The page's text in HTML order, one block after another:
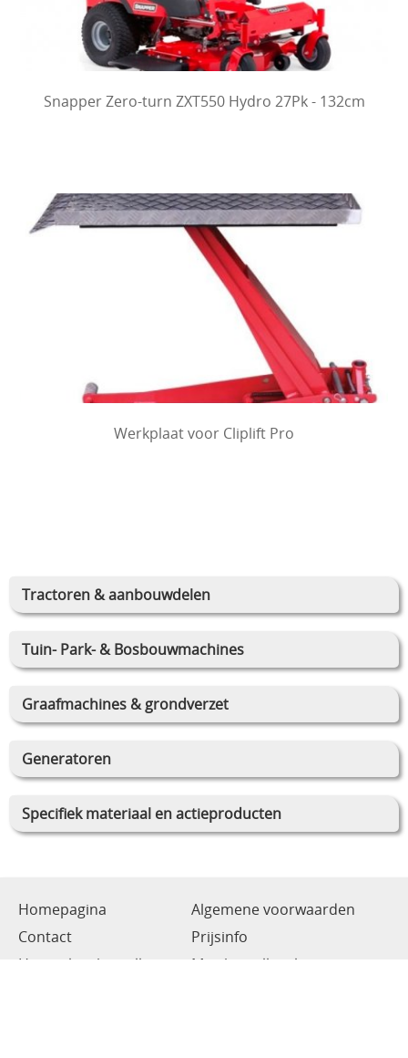
Tractoren & aanbouwdelen
Tuin- Park- & Bosbouwmachines
Graafmachines & grondverzet
Generatoren
Specifiek materiaal en actieproducten
Snapper Zero-turn ZXT550 Hydro 27Pk - 132cm
Werkplaat voor Cliplift Pro
Homepagina
Algemene voorwaarden
Contact
Prijsinfo
Hoe online bestellen
Mijn bestelling laten